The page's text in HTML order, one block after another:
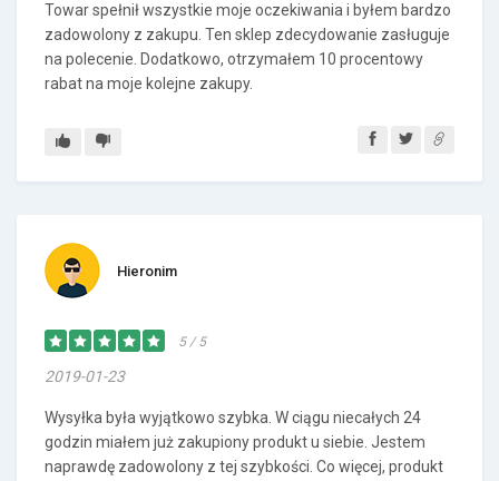
Towar spełnił wszystkie moje oczekiwania i byłem bardzo
zadowolony z zakupu. Ten sklep zdecydowanie zasługuje
na polecenie. Dodatkowo, otrzymałem 10 procentowy
rabat na moje kolejne zakupy.
Hieronim
5 / 5
2019-01-23
Wysyłka była wyjątkowo szybka. W ciągu niecałych 24
godzin miałem już zakupiony produkt u siebie. Jestem
naprawdę zadowolony z tej szybkości. Co więcej, produkt